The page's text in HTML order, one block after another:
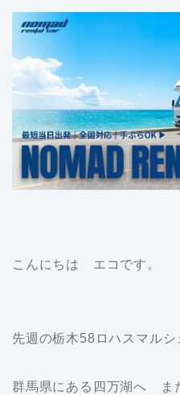
こんにちは エコです。
先週の栃木58ロハスマル
群馬県にある四万湖へ ま